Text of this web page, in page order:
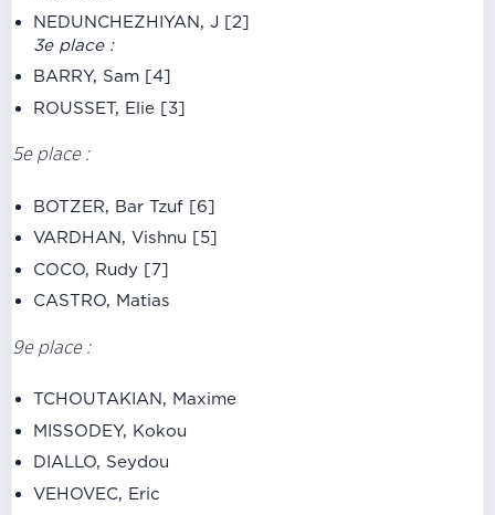
NEDUNCHEZHIYAN, J [2]
3e place :
BARRY, Sam [4]
ROUSSET, Elie [3]
5e place :
BOTZER, Bar Tzuf [6]
VARDHAN, Vishnu [5]
COCO, Rudy [7]
CASTRO, Matias
9e place :
TCHOUTAKIAN, Maxime
MISSODEY, Kokou
DIALLO, Seydou
VEHOVEC, Eric